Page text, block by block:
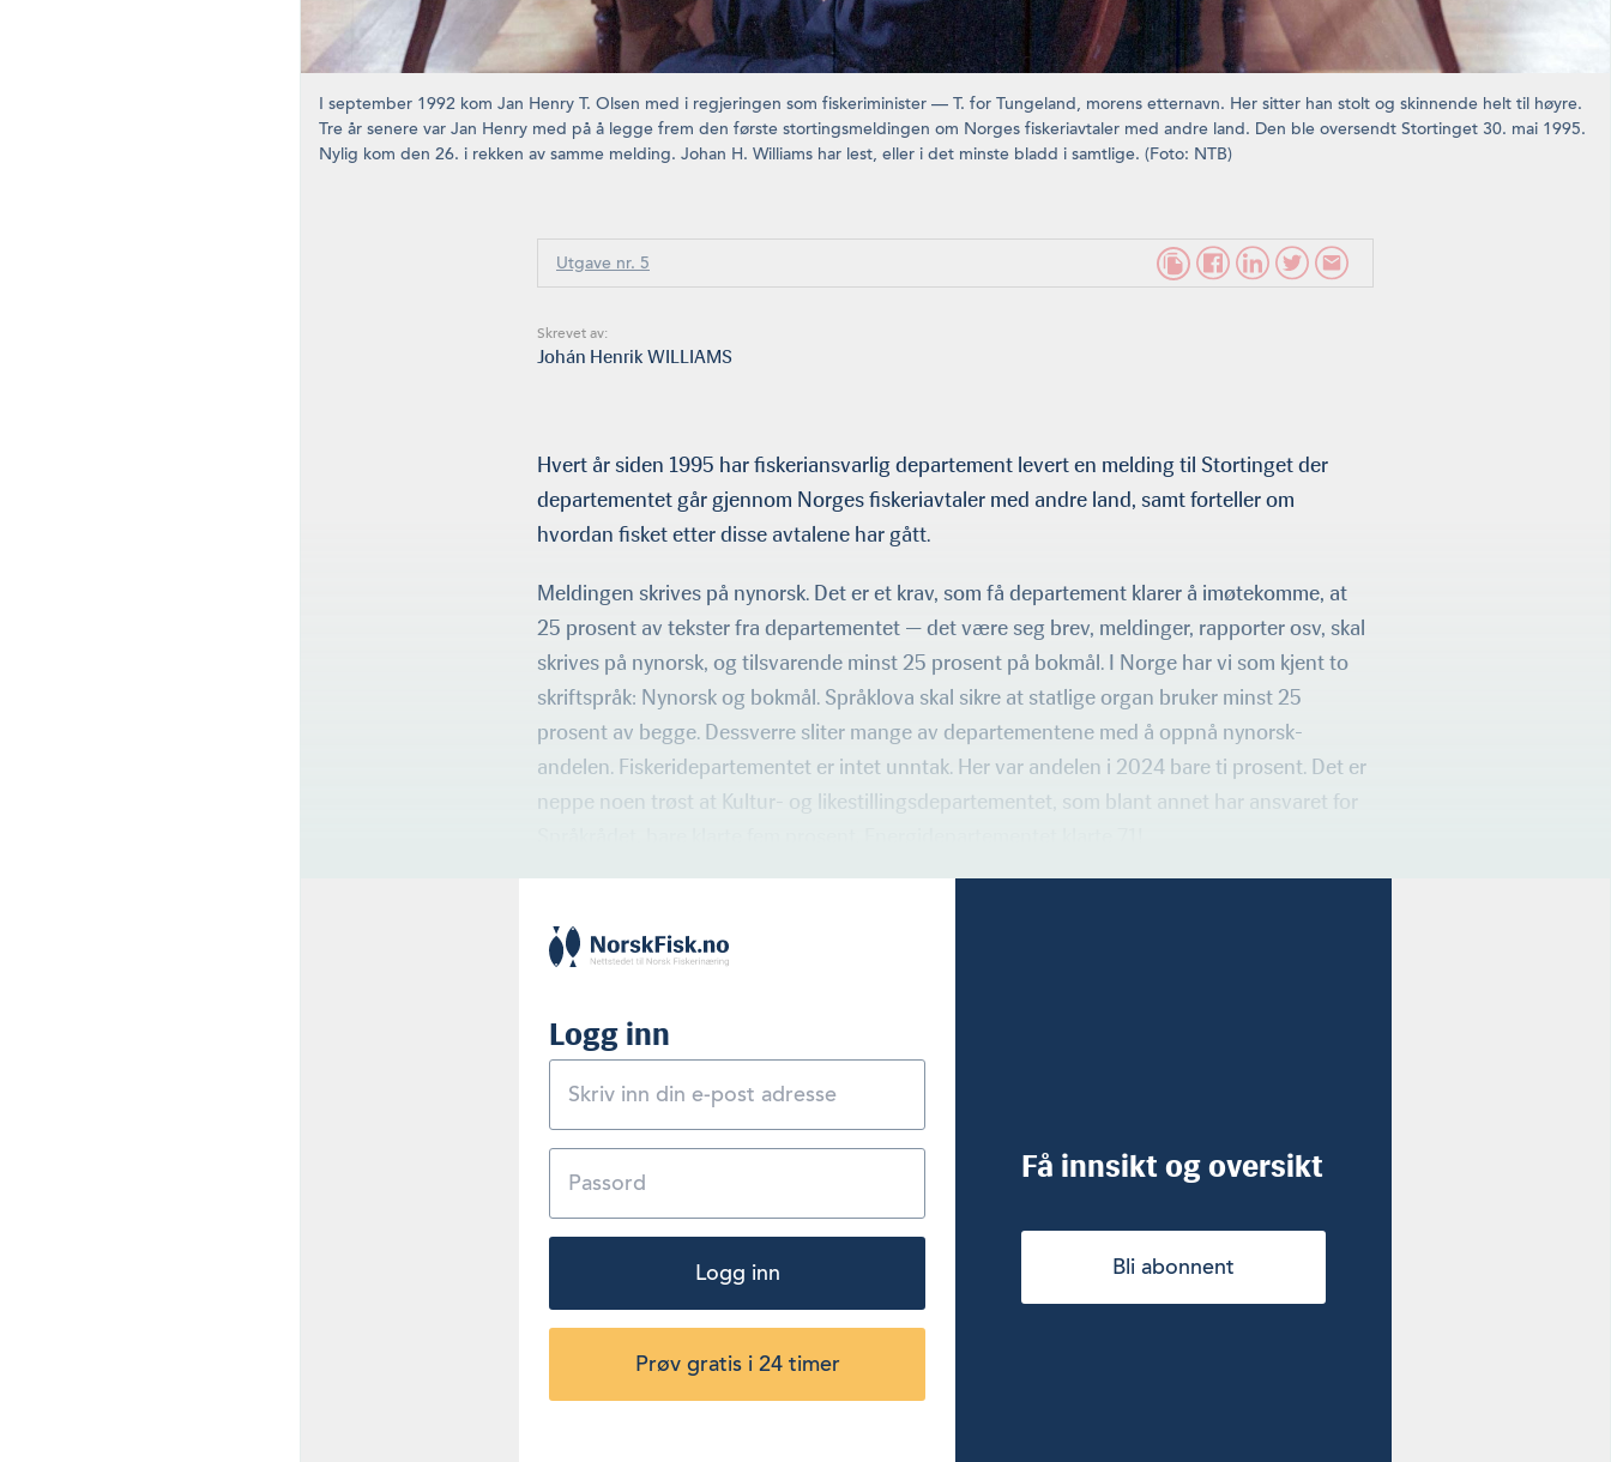
I september 1992 kom Jan Henry T. Olsen med i regjeringen som fiskeriminister — T. for Tungeland, morens etternavn. Her sitter han stolt og skinnende helt til høyre.
Tre år senere var Jan Henry med på å legge frem den første stortingsmeldingen om Norges fiskeriavtaler med andre land. Den ble oversendt Stortinget 30. mai 1995.
Nylig kom den 26. i rekken av samme melding. Johan H. Williams har lest, eller i det minste bladd i samtlige. (Foto: NTB)
Utgave nr. 5
Skrevet av:
Johán Henrik WILLIAMS
Hvert år siden 1995 har fiskeriansvarlig departement levert en melding til Stortinget der
departementet går gjennom Norges fiskeriavtaler med andre land, samt forteller om
hvordan fisket etter disse avtalene har gått.
Meldingen skrives på nynorsk. Det er et krav, som få departement klarer å imøtekomme, at
25 prosent av tekster fra departementet — det være seg brev, meldinger, rapporter osv, skal
skrives på nynorsk, og tilsvarende minst 25 prosent på bokmål. I Norge har vi som kjent to
skriftspråk: Nynorsk og bokmål. Språklova skal sikre at statlige organ bruker minst 25
prosent av begge. Dessverre sliter mange av departementene med å oppnå nynorsk-
andelen. Fiskeridepartementet er intet unntak. Her var andelen i 2024 bare ti prosent. Det er
neppe noen trøst at Kultur- og likestillingsdepartementet, som blant annet har ansvaret for
Logg inn
Logg inn
Prøv gratis i 24 timer
Få innsikt og oversikt
Bli abonnent